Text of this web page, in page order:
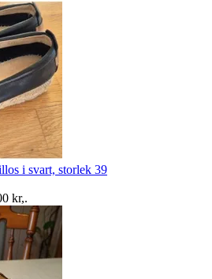
i svart, storlek 39
kr,.